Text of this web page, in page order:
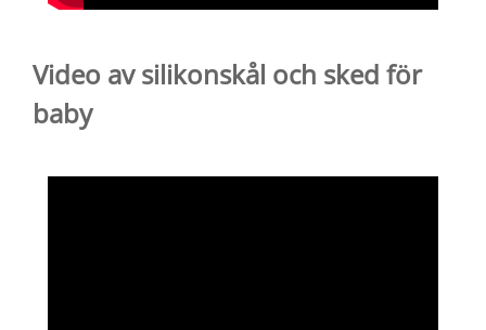
Video av silikonskål och sked för
baby